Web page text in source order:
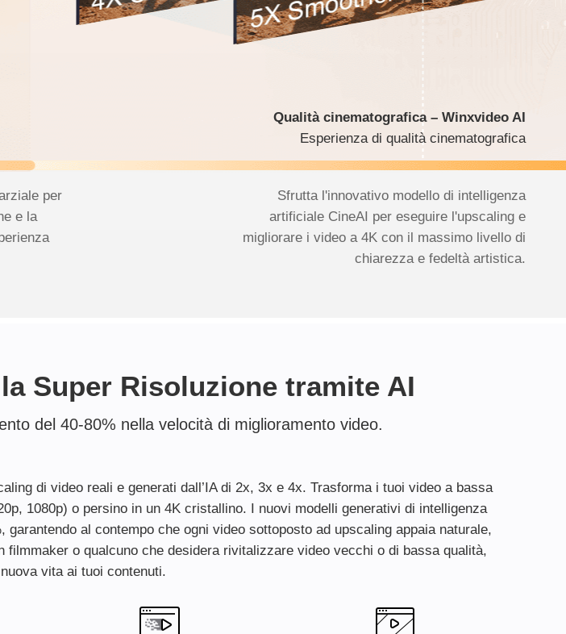
per
e la
Qualità cinematografica – Winxvideo AI
Esperienza di qualità cinematografica
Sfrutta l'innovativo modello di intelligenza
artificiale CineAI per eseguire l'upscaling e
migliorare i video a 4K con il massimo livello di
chiarezza e fedeltà artistica.
Super Risoluzione tramite AI
del 40-80% nella velocità di miglioramento video.
di video reali e generati dall’IA di 2x, 3x e 4x. Trasforma i tuoi video a bassa
1080p) o persino in un 4K cristallino. I nuovi modelli generativi di intelligenza
al contempo che ogni video sottoposto ad upscaling appaia naturale,
o qualcuno che desidera rivitalizzare video vecchi o di bassa qualità,
vita ai tuoi contenuti.